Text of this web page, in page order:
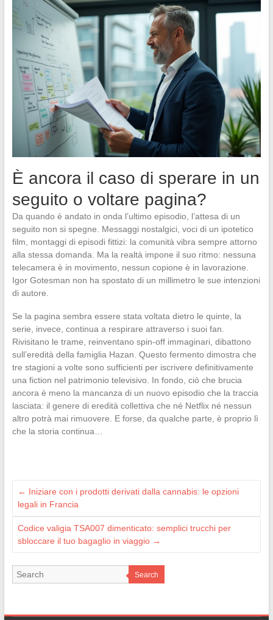
È ancora il caso di sperare in un
seguito o voltare pagina?
Da quando è andato in onda l’ultimo episodio, l’attesa di un
seguito non si spegne. Messaggi nostalgici, voci di un ipotetico
film, montaggi di episodi fittizi: la comunità vibra sempre attorno
alla stessa domanda. Ma la realtà impone il suo ritmo: nessuna
telecamera è in movimento, nessun copione è in lavorazione.
Igor Gotesman non ha spostato di un millimetro le sue intenzioni
di autore.
Se la pagina sembra essere stata voltata dietro le quinte, la
serie, invece, continua a respirare attraverso i suoi fan.
Rivisitano le trame, reinventano spin-off immaginari, dibattono
sull’eredità della famiglia Hazan. Questo fermento dimostra che
tre stagioni a volte sono sufficienti per iscrivere definitivamente
una fiction nel patrimonio televisivo. In fondo, ciò che brucia
ancora è meno la mancanza di un nuovo episodio che la traccia
lasciata: il genere di eredità collettiva che né Netflix né nessun
altro potrà mai rimuovere. E forse, da qualche parte, è proprio lì
che la storia continua…
← Iniziare con i prodotti derivati dalla cannabis: le opzioni
legali in Francia
Codice valigia TSA007 dimenticato: semplici trucchi per
sbloccare il tuo bagaglio in viaggio →
Search